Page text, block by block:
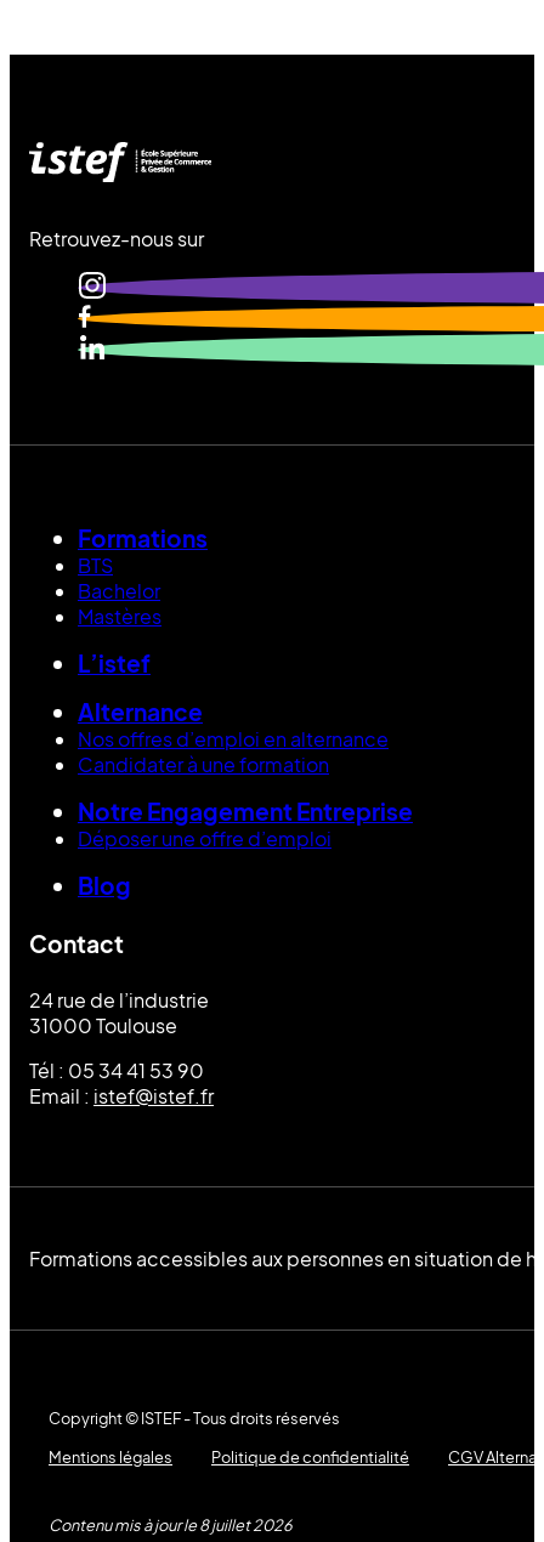
Retrouvez-nous sur
Formations
BTS
Bachelor
Mastères
L’istef
Alternance
Nos offres d’emploi en alternance
Candidater à une formation
Notre Engagement Entreprise
Déposer une offre d’emploi
Blog
Contact
24 rue de l’industrie
31000 Toulouse
Tél : 05 34 41 53 90
Email : istef@istef.fr
Formations accessibles aux personnes en situation de
Copyright © ISTEF - Tous droits réservés
Mentions légales
Politique de confidentialité CGV
Contenu mis à jour le 8 juillet 2026